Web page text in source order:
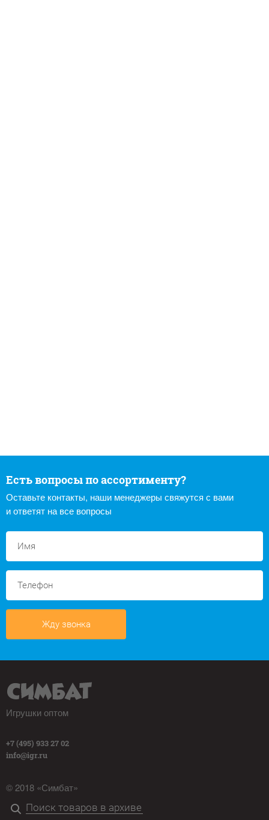
Есть вопросы по ассортименту?
Оставьте контакты, наши менеджеры свяжутся с вами
и ответят на все вопросы
Жду звонка
Игрушки оптом
+7 (495) 933 27 02
info@igr.ru
© 2018 «Симбат»